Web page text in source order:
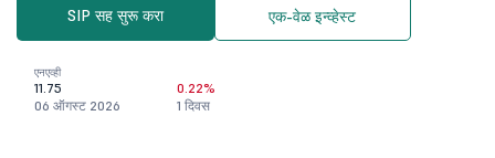
SIP सह सुरू करा एक-वेळ इन्व्हेस्ट
एनएव्ही
11.75
06 ऑगस्ट 2026
0.22%
1 दिवस